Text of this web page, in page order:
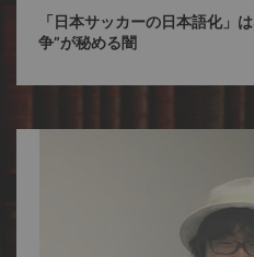
「日本サッカーの日本語化」
争”が秘める闇